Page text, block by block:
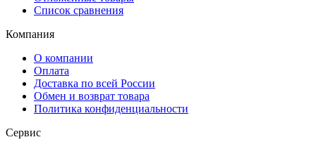
Список сравнения
Компания
О компании
Оплата
Доставка по всей России
Обмен и возврат товара
Политика конфиденциальности
Сервис